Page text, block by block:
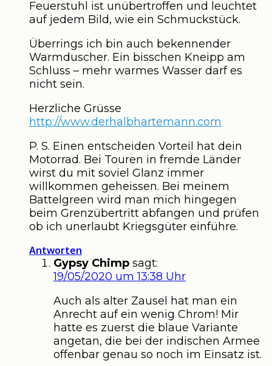
Feuerstuhl ist unübertroffen und leuchtet
auf jedem Bild, wie ein Schmuckstück.
Überrings ich bin auch bekennender
Warmduscher. Ein bisschen Kneipp am
Schluss – mehr warmes Wasser darf es
nicht sein.
Herzliche Grüsse
http://www.derhalbhartemann.com
P. S. Einen entscheiden Vorteil hat dein
Motorrad. Bei Touren in fremde Länder
wirst du mit soviel Glanz immer
willkommen geheissen. Bei meinem
Battelgreen wird man mich hingegen
beim Grenzübertritt abfangen und prüfen
ob ich unerlaubt Kriegsgüter einführe.
Antworten
Gypsy Chimp sagt:
19/05/2020 um 13:38 Uhr
Auch als alter Zausel hat man ein
Anrecht auf ein wenig Chrom! Mir
hatte es zuerst die blaue Variante
angetan, die bei der indischen Armee
offenbar genau so noch im Einsatz ist.